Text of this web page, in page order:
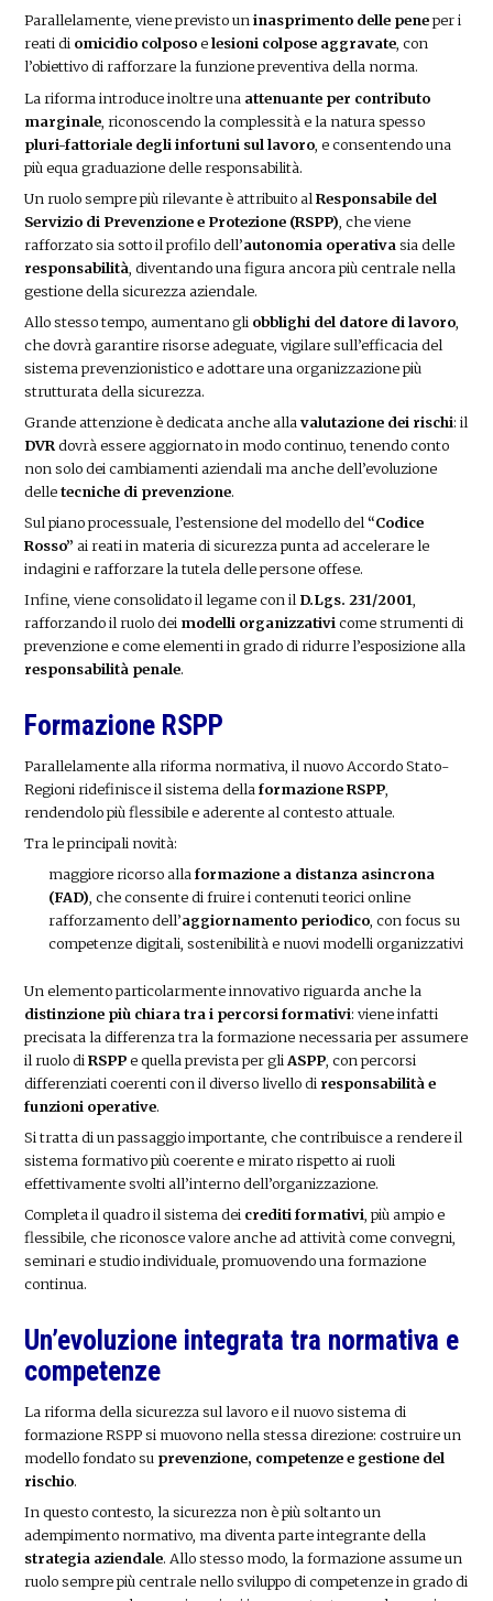
Parallelamente, viene previsto uninasprimento delle peneper i
reati di omicidio colposoelesioni colpose aggravate, con
l’obiettivo di rafforzare la funzione preventiva della norma.
La riforma introduce inoltre una attenuante per contributo
marginale , riconoscendo la complessità e la natura spesso
pluri-fattoriale degli infortuni sul lavoro , e consentendo una
più equa graduazione delle responsabilità.
Un ruolo sempre più rilevante è attribuito alResponsabile del
Servizio di Prevenzione e Protezione (RSPP) , che viene
rafforzato sia sotto il profilo dell’autonomia operativa sia delle
responsabilità , diventando una figura ancora più centrale nella
gestione della sicurezza aziendale.
Allo stesso tempo, aumentano gli obblighi del datore di lavoro
che dovrà garantire risorse adeguate, vigilare sull’efficacia del
sistema prevenzionistico e adottare una organizzazione più
strutturata della sicurezza.
Grande attenzione è dedicata anche allavalutazione dei rischi: il
DVRdovrà essere aggiornato in modo continuo, tenendo conto
non solo dei cambiamenti aziendali ma anche dell’evoluzione
delletecniche di prevenzione.
Sul piano processuale, l’estensione del modello del“Codice
Rosso” ai reati in materia di sicurezza punta ad accelerare le
indagini e rafforzare la tutela delle persone offese.
Infine, viene consolidato il legame con ilD.Lgs. 231/2001,
rafforzando il ruolo dei modelli organizzativicome strumenti di
prevenzione e come elementi in grado di ridurre l’esposizione alla
responsabilità penale.
Formazione RSPP
Parallelamente alla riforma normativa, il nuovo Accordo Stato-
Regioni ridefinisce il sistema dellaformazione RSPP
rendendolo più flessibile e aderente al contesto attuale.
Tra le principali novità:
maggiore ricorso allaformazione a distanza asincrona
(FAD), che consente di fruire i contenuti teorici online
rafforzamento dell’aggiornamento periodico, con focus su
competenze digitali, sostenibilità e nuovi modelli organizzativi
Un elemento particolarmente innovativo riguarda anche la
distinzione più chiara tra i percorsi formativi: viene infatti
precisata la differenza tra la formazione necessaria per assumere
il ruolo diRSPPe quella prevista per gliASPP , con percorsi
differenziati coerenti con il diverso livello di responsabilità e
funzioni operative.
Si tratta di un passaggio importante, che contribuisce a rendere il
sistema formativo più coerente e mirato rispetto ai ruoli
effettivamente svolti all’interno dell’organizzazione.
Completa il quadro il sistema dei crediti formativi , più ampio e
flessibile, che riconosce valore anche ad attività come convegni,
seminari e studio individuale, promuovendo una formazione
continua.
Un’evoluzione integrata tra normativa e
competenze
La riforma della sicurezza sul lavoro e il nuovo sistema di
formazione RSPP si muovono nella stessa direzione: costruire un
modello fondato su prevenzione, competenze e gestione del
rischio.
In questo contesto, la sicurezza non è più soltanto un
adempimento normativo, ma diventa parte integrante della
strategia aziendale. Allo stesso modo, la formazione assume un
ruolo sempre più centrale nello sviluppo di competenze in grado di